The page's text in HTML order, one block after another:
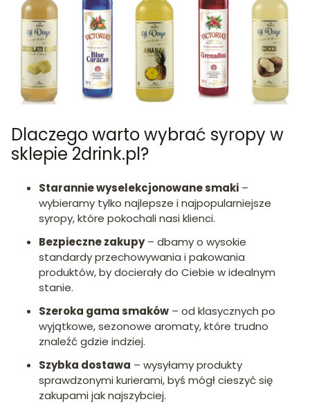
Dlaczego warto wybrać syropy w
sklepie 2drink.pl?
Starannie wyselekcjonowane smaki –
wybieramy tylko najlepsze i najpopularniejsze
syropy, które pokochali nasi klienci.
Bezpieczne zakupy– dbamy o wysokie
standardy przechowywania i pakowania
produktów, by docierały do Ciebie w idealnym
stanie.
Szeroka gama smaków – od klasycznych po
wyjątkowe, sezonowe aromaty, które trudno
znaleźć gdzie indziej.
Szybka dostawa – wysyłamy produkty
sprawdzonymi kurierami, byś mógł cieszyć się
zakupami jak najszybciej.